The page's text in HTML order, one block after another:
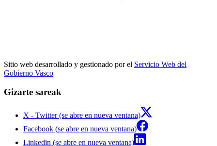
Sitio web desarrollado y gestionado por el Servicio Web del
Gobierno Vasco
Gizarte sareak
X - Twitter (se abre en nueva ventana)
Facebook (se abre en nueva ventana)
Linkedin (se abre en nueva ventana)